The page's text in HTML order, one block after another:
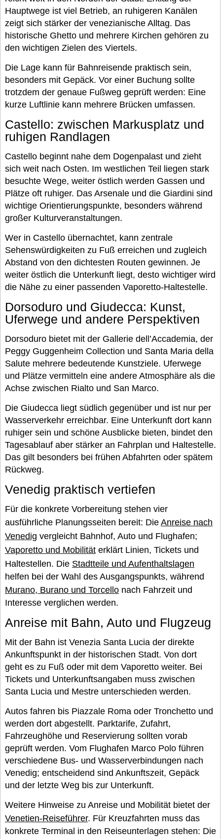
Hauptwege ist viel Betrieb, an ruhigeren Kanälen
zeigt sich stärker der venezianische Alltag. Das
historische Ghetto und mehrere Kirchen gehören zu
den wichtigen Zielen des Viertels.
Die Lage kann für Bahnreisende praktisch sein,
besonders mit Gepäck. Vor einer Buchung sollte
trotzdem der genaue Fußweg geprüft werden: Eine
kurze Luftlinie kann mehrere Brücken umfassen.
Castello: zwischen Markusplatz und
ruhigen Randlagen
Castello beginnt nahe dem Dogenpalast und zieht
sich weit nach Osten. Im westlichen Teil liegen stark
besuchte Wege, weiter östlich werden Gassen und
Plätze oft ruhiger. Das Arsenale und die Giardini sind
wichtige Orientierungspunkte, besonders während
großer Kulturveranstaltungen.
Wer in Castello übernachtet, kann zentrale
Sehenswürdigkeiten zu Fuß erreichen und zugleich
Abstand von den dichtesten Routen gewinnen. Je
weiter östlich die Unterkunft liegt, desto wichtiger wird
die Nähe zu einer passenden Vaporetto-Haltestelle.
Dorsoduro und Giudecca: Kunst,
Uferwege und andere Perspektiven
Dorsoduro bietet mit der Gallerie dell’Accademia, der
Peggy Guggenheim Collection und Santa Maria della
Salute mehrere bedeutende Kunstziele. Uferwege
und Plätze vermitteln eine andere Atmosphäre als die
Achse zwischen Rialto und San Marco.
Die Giudecca liegt südlich gegenüber und ist nur per
Wasserverkehr erreichbar. Eine Unterkunft dort kann
ruhiger sein und schöne Ausblicke bieten, bindet den
Tagesablauf aber stärker an Fahrplan und Haltestelle.
Das gilt besonders bei frühen Abfahrten oder spätem
Rückweg.
Venedig praktisch vertiefen
Für die konkrete Vorbereitung stehen vier
ausführliche Planungsseiten bereit: Die Anreise nach
Venedig vergleicht Bahnhof, Auto und Flughafen;
Vaporetto und Mobilität erklärt Linien, Tickets und
Haltestellen. Die Stadtteile und Aufenthaltslagen
helfen bei der Wahl des Ausgangspunkts, während
Murano, Burano und Torcello nach Fahrzeit und
Interesse verglichen werden.
Anreise mit Bahn, Auto und Flugzeug
Mit der Bahn ist Venezia Santa Lucia der direkte
Ankunftspunkt in der historischen Stadt. Von dort
geht es zu Fuß oder mit dem Vaporetto weiter. Bei
Tickets und Unterkunftsangaben muss zwischen
Santa Lucia und Mestre unterschieden werden.
Autos fahren bis Piazzale Roma oder Tronchetto und
werden dort abgestellt. Parktarife, Zufahrt,
Fahrzeughöhe und Reservierung sollten vorab
geprüft werden. Vom Flughafen Marco Polo führen
verschiedene Bus- und Wasserverbindungen nach
Venedig; entscheidend sind Ankunftszeit, Gepäck
und der letzte Weg bis zur Unterkunft.
Weitere Hinweise zu Anreise und Mobilität bietet der
Venetien-Reiseführer. Für Kreuzfahrten muss das
konkrete Terminal in den Reiseunterlagen stehen: Die